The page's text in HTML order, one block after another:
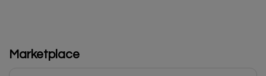
Marketplace